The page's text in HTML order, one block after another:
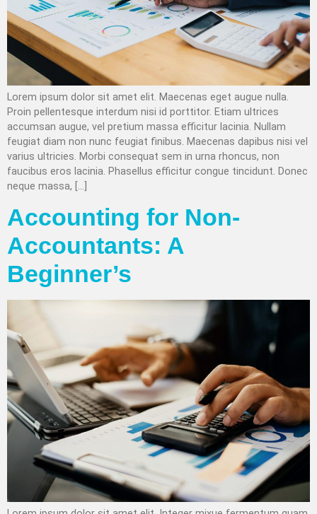
Lorem ipsum dolor sit amet elit. Maecenas eget augue nulla.
Proin pellentesque interdum nisi id porttitor. Etiam ultrices
accumsan augue, vel pretium massa efficitur lacinia. Nullam
feugiat diam non nunc feugiat finibus. Maecenas dapibus nisi vel
varius ultricies. Morbi consequat sem in urna rhoncus, non
faucibus eros lacinia. Phasellus efficitur congue tincidunt. Donec
neque massa, […]
Accounting for Non-
Accountants: A
Beginner’s